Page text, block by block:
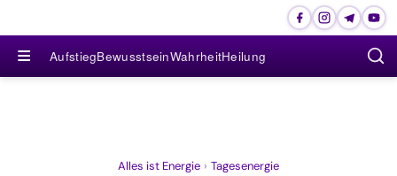
≡ AufstiegBewusstseinWahrheitHeilung
Alles ist Energie › Tagesenergie